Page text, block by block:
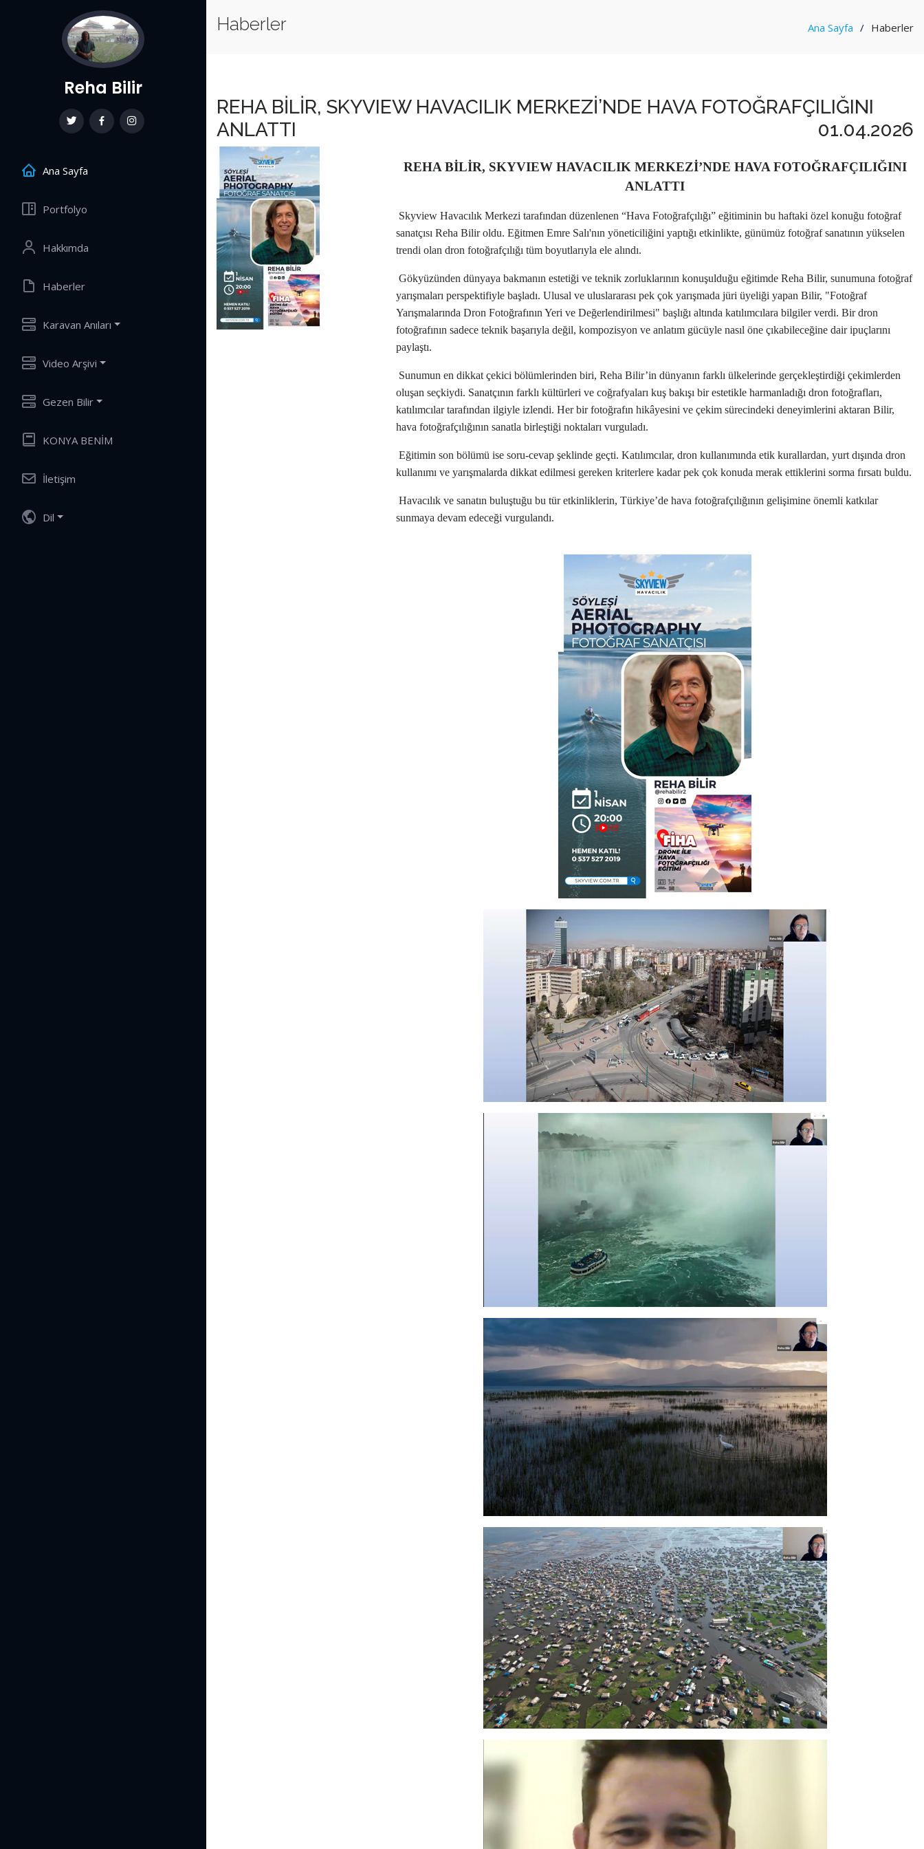
Reha Bilir
Ana Sayfa
Portfolyo
Hakkımda
Haberler
Karavan Anıları
Video Arşivi
Gezen Bilir
KONYA BENİM
İletişim
Dil
Haberler Ana Sayfa Haberler
REHA BİLİR, SKYVIEW HAVACILIK MERKEZİ’NDE HAVA FOTOĞRAFÇILIĞINI
ANLATTI
01.04.2026
REHA BİLİR, SKYVIEW HAVACILIK MERKEZİ’NDE HAVA FOTOĞRAFÇILIĞINI
ANLATTI
Skyview Havacılık Merkezi tarafından düzenlenen “Hava Fotoğrafçılığı” eğitiminin bu haftaki özel konuğu fotoğraf
sanatçısı Reha Bilir oldu. Eğitmen Emre Salı'nın yöneticiliğini yaptığı etkinlikte, günümüz fotoğraf sanatının yükselen
trendi olan dron fotoğrafçılığı tüm boyutlarıyla ele alındı.
Gökyüzünden dünyaya bakmanın estetiği ve teknik zorluklarının konuşulduğu eğitimde Reha Bilir, sunumuna fotoğraf
yarışmaları perspektifiyle başladı. Ulusal ve uluslararası pek çok yarışmada jüri üyeliği yapan Bilir, "Fotoğraf
Yarışmalarında Dron Fotoğrafının Yeri ve Değerlendirilmesi" başlığı altında katılımcılara bilgiler verdi. Bir dron
fotoğrafının sadece teknik başarıyla değil, kompozisyon ve anlatım gücüyle nasıl öne çıkabileceğine dair ipuçlarını
paylaştı.
Sunumun en dikkat çekici bölümlerinden biri, Reha Bilir’in dünyanın farklı ülkelerinde gerçekleştirdiği çekimlerden
oluşan seçkiydi. Sanatçının farklı kültürleri ve coğrafyaları kuş bakışı bir estetikle harmanladığı dron fotoğrafları,
katılımcılar tarafından ilgiyle izlendi. Her bir fotoğrafın hikâyesini ve çekim sürecindeki deneyimlerini aktaran Bilir,
hava fotoğrafçılığının sanatla birleştiği noktaları vurguladı.
Eğitimin son bölümü ise soru-cevap şeklinde geçti. Katılımcılar, dron kullanımında etik kurallardan, yurt dışında dron
kullanımı ve yarışmalarda dikkat edilmesi gereken kriterlere kadar pek çok konuda merak ettiklerini sorma fırsatı buldu.
Havacılık ve sanatın buluştuğu bu tür etkinliklerin, Türkiye’de hava fotoğrafçılığının gelişimine önemli katkılar
sunmaya devam edeceği vurgulandı.